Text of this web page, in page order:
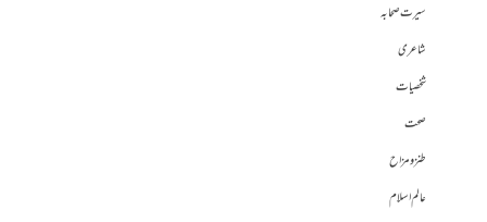
سیرت صحابہ
شاعری
شخصیات
صحت
طنز و مزاح
عالم اسلام